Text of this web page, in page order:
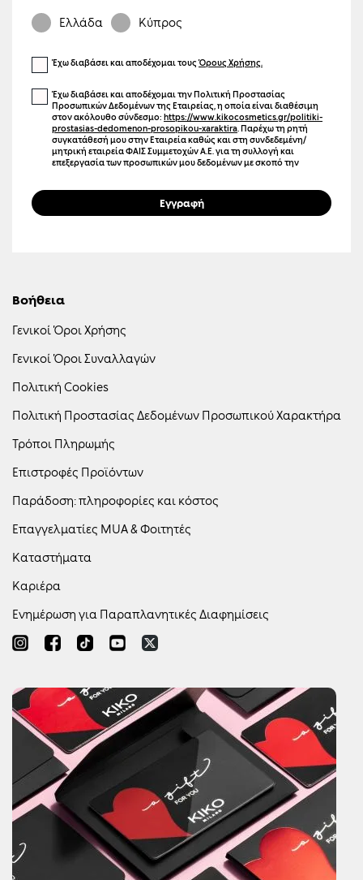
Βοήθεια
Γενικοί Όροι Χρήσης
Γενικοί Όροι Συναλλαγών
Πολιτική Cookies
Πολιτική Προστασίας Δεδομένων Προσωπικού Χαρακτήρα
Τρόποι Πληρωμής
Επιστροφές Προϊόντων
Παράδοση: πληροφορίες και κόστος
Επαγγελματίες MUA & Φοιτητές
Καταστήματα
Καριέρα
Ενημέρωση για Παραπλανητικές Διαφημίσεις
Ελλάδα Κύπρος
Έχω διαβάσει και αποδέχομαι τους Όρους Χρήσης.
Έχω διαβάσει και αποδέχομαι την Πολιτική Προστασίας
Προσωπικών Δεδομένων της Εταιρείας, η οποία είναι διαθέσιμη
στον ακόλουθο σύνδεσμο: https://www.kikocosmetics.gr/politiki-
prostasias-dedomenon-prosopikou-xaraktira . Παρέχω τη ρητή
συγκατάθεσή μου στην Εταιρεία καθώς και στη συνδεδεμένη/
μητρική εταιρεία ΦΑΙΣ Συμμετοχών Α.Ε. για τη συλλογή και
επεξεργασία των προσωπικών μου δεδομένων με σκοπό την
αφορά προϊόντα, υπηρεσίες, εκδηλώσεις, προσφορές,
προωθητικές ενέργειες, καθώς και προσωποποιημένο
Εγγραφή